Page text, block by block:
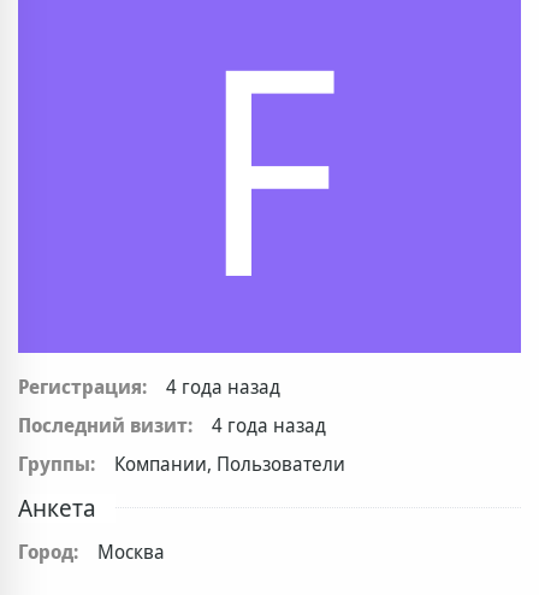
F
Регистрация:
4 года назад
Последний визит:
4 года назад
Группы:
Компании, Пользователи
Анкета
Город: Москва